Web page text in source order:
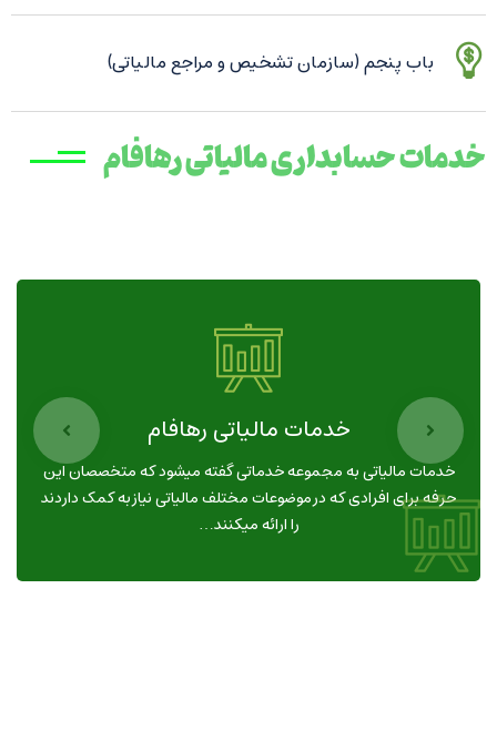
باب پنجم (سازمان تشخیص و مراجع مالیاتی)
خدمات حسابداری مالیاتی رهافام
خدمات مالیاتی رهافام
خدمات مالیاتی به مجموعه خدماتی گفته میشود که متخصصان این
حرفه برای افرادی که در موضوعات مختلف مالیاتی نیاز به کمک داردند
را ارائه میکنند…